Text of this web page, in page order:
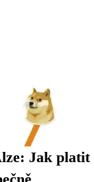
Jak platit